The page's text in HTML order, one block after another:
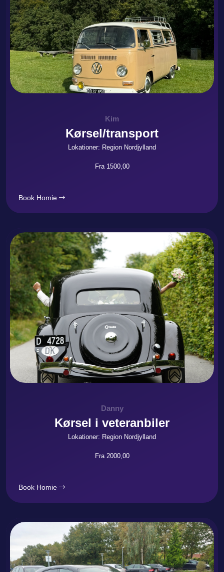
Kim
Kørsel/transport
Lokationer: Region Nordjylland
Fra 1500,00
Book Homie
Danny
Kørsel i veteranbiler
Lokationer: Region Nordjylland
Fra 2000,00
Book Homie